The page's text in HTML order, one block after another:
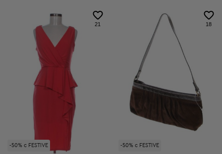
-50% с FESTIVE
21
-50% с FESTIVE
18